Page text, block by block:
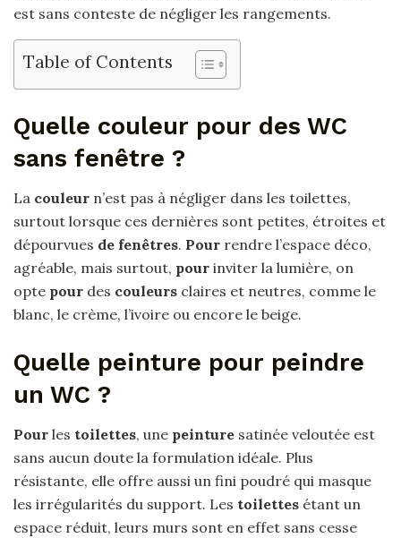
est sans conteste de négliger les rangements.
Table of Contents
Quelle couleur pour des WC
sans fenêtre ?
La couleur n’est pas à négliger dans les toilettes,
surtout lorsque ces dernières sont petites, étroites et
dépourvues de fenêtres. Pour rendre l’espace déco,
agréable, mais surtout, pour inviter la lumière, on
opte pour des couleurs claires et neutres, comme le
blanc, le crème, l’ivoire ou encore le beige.
Quelle peinture pour peindre
un WC ?
Pour les toilettes, une peinture satinée veloutée est
sans aucun doute la formulation idéale. Plus
résistante, elle offre aussi un fini poudré qui masque
les irrégularités du support. Les toilettes étant un
espace réduit, leurs murs sont en effet sans cesse